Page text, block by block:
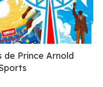
de Prince Arnold